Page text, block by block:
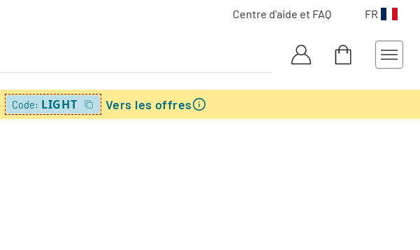
Centre d'aide et FAQ FR
Code: LIGHT Vers les offres